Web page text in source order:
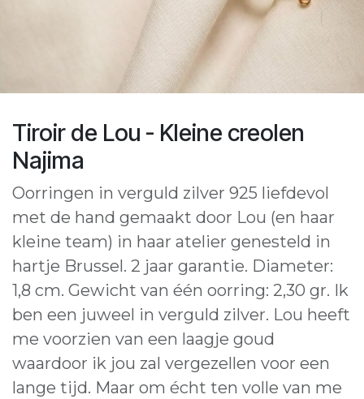
Tiroir de Lou - Kleine creolen
Najima
Oorringen in verguld zilver 925 liefdevol
met de hand gemaakt door Lou (en haar
kleine team) in haar atelier genesteld in
hartje Brussel. 2 jaar garantie. Diameter:
1,8 cm. Gewicht van één oorring: 2,30 gr. Ik
ben een juweel in verguld zilver. Lou heeft
me voorzien van een laagje goud
waardoor ik jou zal vergezellen voor een
lange tijd. Maar om écht ten volle van me